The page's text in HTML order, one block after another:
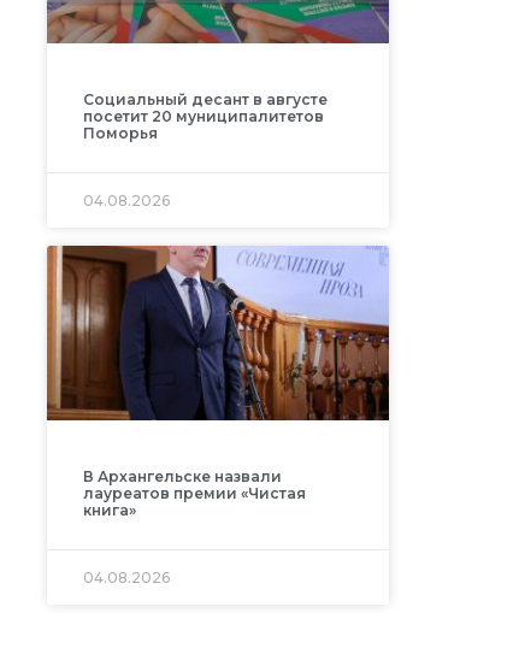
Социальный десант в августе
посетит 20 муниципалитетов
Поморья
04.08.2026
В Архангельске назвали
лауреатов премии «Чистая
книга»
04.08.2026